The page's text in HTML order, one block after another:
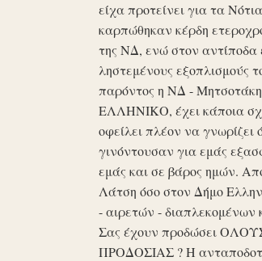
είχα προτείνει για τα
καρπώθηκαν κέρδη
της ΝΔ, ενώ στον
ληστεμένους εξοπλισμούς
παρόντος η ΝΔ -
ΕΛΛΗΝΙΚΟ, έχει κάποια
οφείλει πλέον να γνωρίζει
γινόντουσαν για εμάς
εμάς και σε βάρος ημών.
Λάτση όσο στον Δήμο
- αιρετών - διαπλεκομένων
Σας έχουν προδώσει
ΠΡΟΔΟΣΙΑΣ ? Η